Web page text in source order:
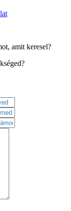
amit keresel?